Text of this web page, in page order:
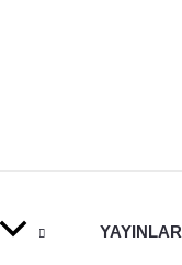
YAYINLAR